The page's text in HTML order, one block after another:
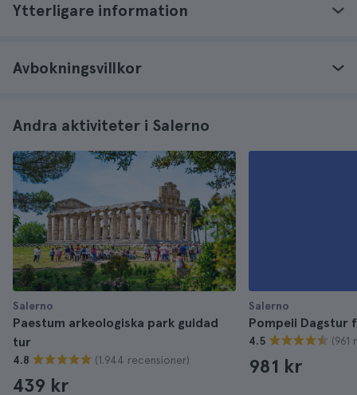
Ytterligare information
Avbokningsvillkor
Andra aktiviteter i Salerno
Salerno
Paestum arkeologiska park guidad
tur
4.8 (1.944 recensioner)
439 kr
Salerno
Pompeii Dagstur
4.5 (961
981 kr